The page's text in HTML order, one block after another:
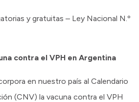
y gratuitas – Ley Nacional N.º
contra el VPH en Argentina
en nuestro país al Calendario
(CNV) la vacuna contra el VPH